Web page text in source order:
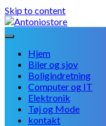
Skip to content
Hjem
Biler og sjov
Boligindretning
Computer og IT
Elektronik
Tøj og Mode
kontakt